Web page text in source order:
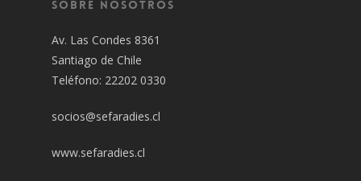
Sobre Nosotros
Av. Las Condes 8361
Santiago de Chile
Teléfono: 22202 0330
socios@sefaradies.cl
www.sefaradies.cl